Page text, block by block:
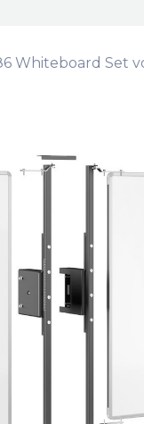
Whiteboard Set